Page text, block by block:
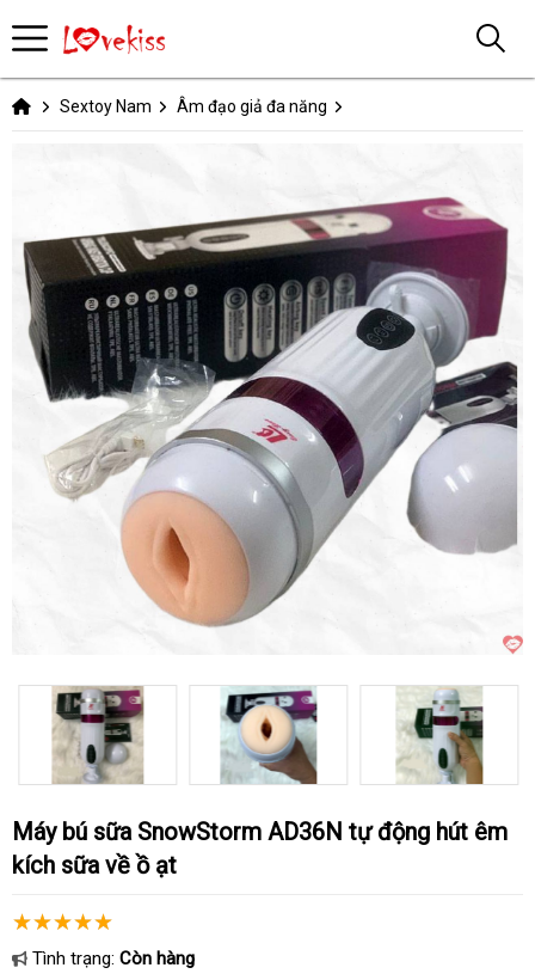
Sextoy Nam Âm đạo giả đa năng
Máy bú sữa SnowStorm AD36N tự động hút êm
kích sữa về ồ ạt
Tình trạng: Còn hàng